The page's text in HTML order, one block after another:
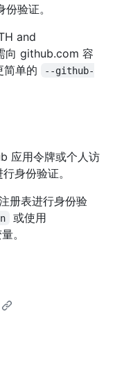
验证。
and
向 github.com 容
简单的
--github-
应用令牌或个人访
身份验证。
册表进行身份验
或使用
。